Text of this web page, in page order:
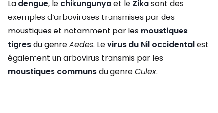
La dengue, le chikungunyaet le Zikasont des
exemples d’arboviroses transmises par des
moustiques et notamment par les moustiques
tigresdu genreAedes. Levirus du Nil occidentalest
également un arbovirus transmis par les
moustiques communsdu genreCulex.